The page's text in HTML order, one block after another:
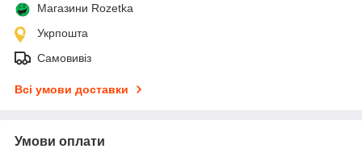
Магазини Rozetka
Укрпошта
Самовивіз
Всі умови доставки
Умови оплати